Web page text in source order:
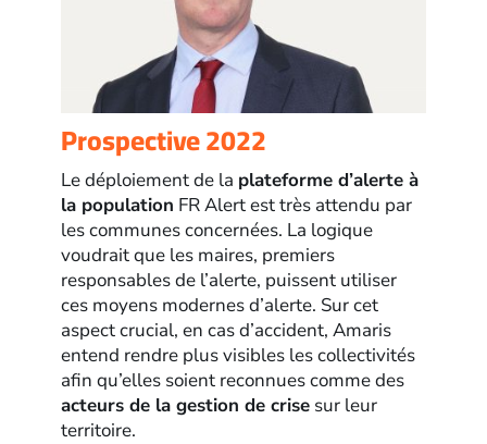
Prospective 2022
Le déploiement de la plateforme d’alerte à
la population FR Alert est très attendu par
les communes concernées. La logique
voudrait que les maires, premiers
responsables de l’alerte, puissent utiliser
ces moyens modernes d’alerte. Sur cet
aspect crucial, en cas d’accident, Amaris
entend rendre plus visibles les collectivités
afin qu’elles soient reconnues comme des
acteurs de la gestion de crise sur leur
territoire.